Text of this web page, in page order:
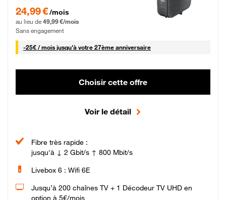
24,99 € par mois pendant 0 mois puis 49,99 € par mois, Sans engagement
24,99 €/mois
au lieu de 49,99 €/mois
Sans engagement
-25€ / mois25 € par mois
jusqu'à votre 27ème anniversaire
Choisir cette offre
Voir le détail
Fibre très rapide :
jusqu'à ↓ 2 Gbit/s ↑ 800 Mbit/s
Livebox 6 : Wifi 6E
Jusqu’à 200 chaînes TV + 1 Décodeur TV UHD en
option à 5€/mois